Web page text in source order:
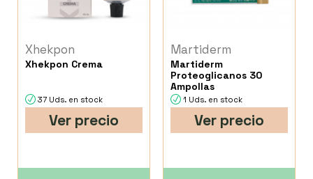
Xhekpon
Xhekpon Crema
37 Uds. en stock
Ver precio
Martiderm
Martiderm
Proteoglicanos 30
Ampollas
1 Uds. en stock
Ver precio